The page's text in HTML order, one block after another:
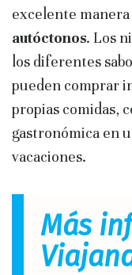
excelente manera
autóctonos. Los
los diferentes
pueden comprar
propias comidas,
gastronómica en
vacaciones.
Más